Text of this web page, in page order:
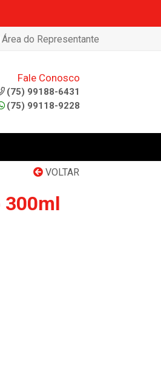
Área do Representante
Fale Conosco
(75) 99188-6431
(75) 99118-9228
VOLTAR
300ml